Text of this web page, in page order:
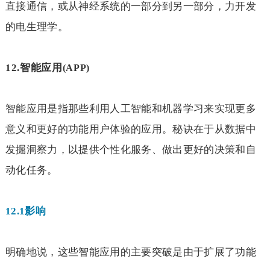
直接通信，或从神经系统的一部分到另一部分，力开发
的电生理学。
12.智能应用 (APP)
智能应用是指那些利用人工智能和机器学习来实现更多
意义和更好的功能用户体验的应用。秘诀在于从数据中
发掘洞察力，以提供个性化服务、做出更好的决策和自
动化任务。
12.1影响
明确地说，这些智能应用的主要突破是由于扩展了功能